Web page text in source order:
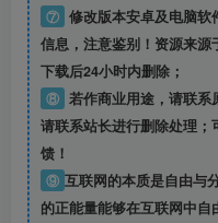
⑦ 修改版本安卓及电脑软
信息 ，注意鉴别！资源来
下载后24小时内删除；
⑧ 若作商业用途，请联系
请联系站长进行删除处理；
馈！
⑨ 互联网的本质是自由与
的正能量能够在互联网中自